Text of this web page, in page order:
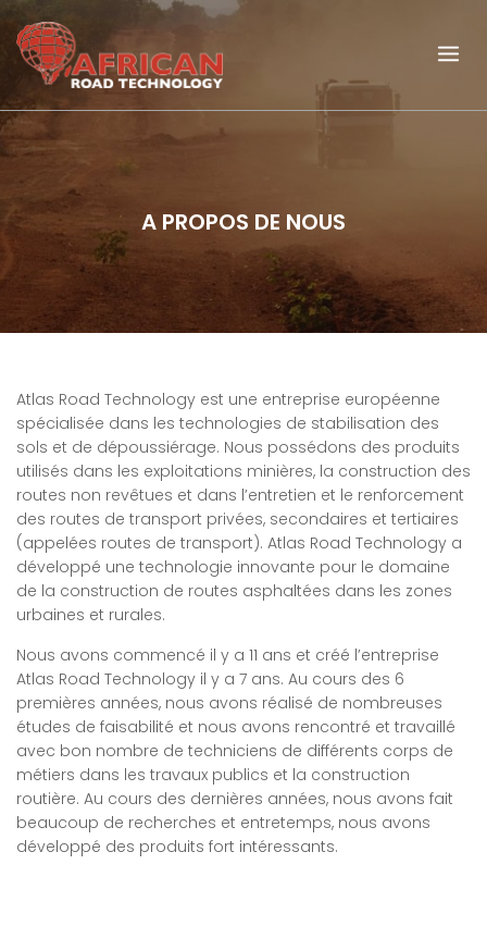
A PROPOS DE NOUS
Atlas Road Technology est une entreprise européenne
spécialisée dans les technologies de stabilisation des
sols et de dépoussiérage. Nous possédons des produits
utilisés dans les exploitations minières, la construction des
routes non revêtues et dans l’entretien et le renforcement
des routes de transport privées, secondaires et tertiaires
(appelées routes de transport). Atlas Road Technology a
développé une technologie innovante pour le domaine
de la construction de routes asphaltées dans les zones
urbaines et rurales.
Nous avons commencé il y a 11 ans et créé l’entreprise
Atlas Road Technology il y a 7 ans. Au cours des 6
premières années, nous avons réalisé de nombreuses
études de faisabilité et nous avons rencontré et travaillé
avec bon nombre de techniciens de différents corps de
métiers dans les travaux publics et la construction
routière. Au cours des dernières années, nous avons fait
beaucoup de recherches et entretemps, nous avons
développé des produits fort intéressants.